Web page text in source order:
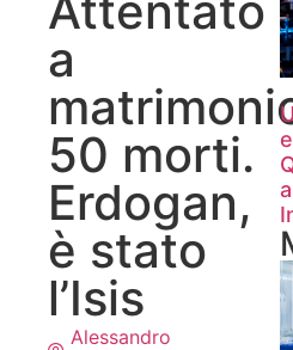
a
50 morti.
Erdogan,
è stato
l’Isis
Alessandro